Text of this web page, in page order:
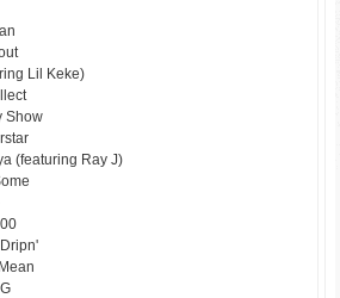
Lil Keke)
Show
(featuring Ray J)